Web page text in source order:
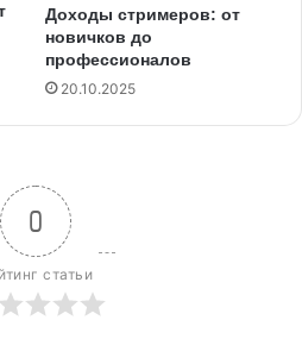
Доходы стримеров: от
новичков до
профессионалов
20.10.2025
0
статьи